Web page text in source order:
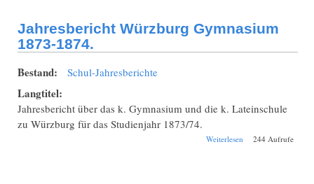
Jahresbericht Würzburg Gymnasium
1873-1874.
Bestand: Schul-Jahresberichte
Langtitel:
Jahresbericht über das k. Gymnasium und die k. Lateinschule
zu Würzburg für das Studienjahr 1873/74.
Weiterlesen über Jahresbericht
244 Aufrufe